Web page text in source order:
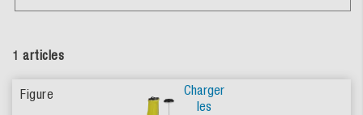
1 articles
Charger
les